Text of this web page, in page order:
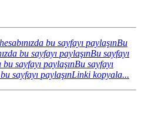
bu sayfayı paylaşınBu
bu sayfayı paylaşınBu sayfayı
bu sayfayı paylaşınBu sayfayı
sayfayı paylaşınLinki kopyala...